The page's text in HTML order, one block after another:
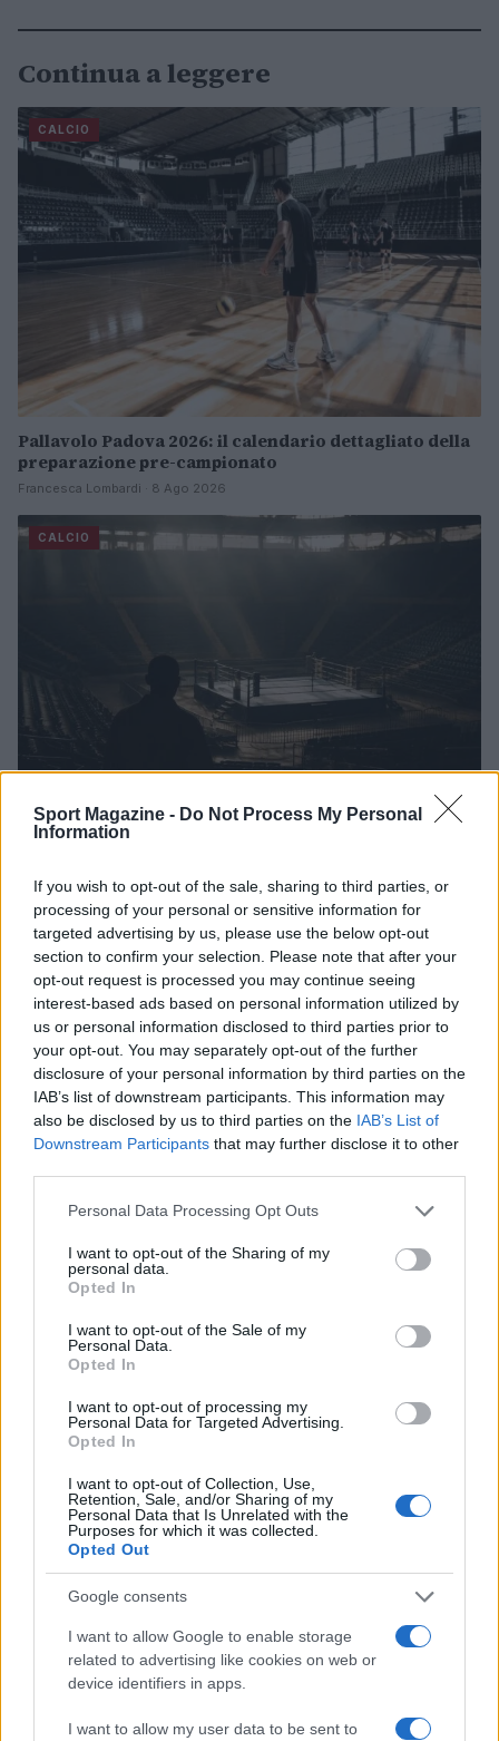
Sport Magazine - Do Not Process My Personal
Information
If you wish to opt-out of the sale, sharing to third parties, or
processing of your personal or sensitive information for
targeted advertising by us, please use the below opt-out
section to confirm your selection. Please note that after your
opt-out request is processed you may continue seeing
interest-based ads based on personal information utilized by
us or personal information disclosed to third parties prior to
your opt-out. You may separately opt-out of the further
disclosure of your personal information by third parties on the
IAB’s list of downstream participants. This information may
also be disclosed by us to third parties on the IAB’s List of
Downstream Participants that may further disclose it to other
Please note that this website/app uses one or more Google
not limited to your visit or usage behaviour. You may click to
grant or deny consent to Google and its third-party tags to
use your data for below specified purposes in below Google
consent section.
Personal Data Processing Opt Outs
I want to opt-out of the Sharing of my
personal data.
Opted In
I want to opt-out of the Sale of my
Personal Data.
Opted In
I want to opt-out of processing my
Personal Data for Targeted Advertising.
Opted In
I want to opt-out of Collection, Use,
Retention, Sale, and/or Sharing of my
Personal Data that Is Unrelated with the
Purposes for which it was collected.
Opted Out
Google consents
I want to allow Google to enable storage
related to advertising like cookies on web or
device identifiers in apps.
I want to allow my user data to be sent to
Continua a leggere
CALCIO
Pallavolo Padova 2026: il calendario dettagliato della
preparazione pre-campionato
Francesca Lombardi · 8 Ago 2026
CALCIO
Andrea Conforti · 8 Ago 2026
CALCIO
LIV Golf New York 2026: Niemann in testa con un
impressionante vantaggio
Chouchaa: chi è il calciatore algerino?
Union Berlino-Cagliari: dove vedere l’amichevole
estiva in diretta
3
Lazio e Milan: tutti gli ex calciatori che hanno
A quanto ammonta il patrimonio di Andrea Pirlo?
Il patrimonio di Alex Del Piero: tutti i guadagni di